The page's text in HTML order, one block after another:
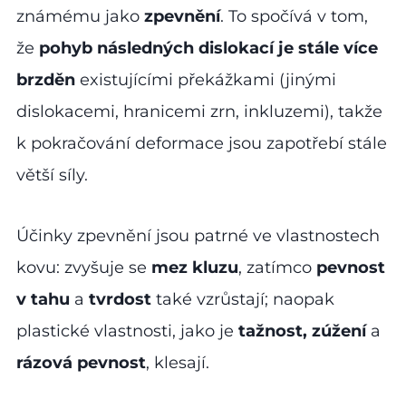
známému jako zpevnění. To spočívá v tom,
že pohyb následných dislokací je stále více
brzděn existujícími překážkami (jinými
dislokacemi, hranicemi zrn, inkluzemi), takže
k pokračování deformace jsou zapotřebí stále
větší síly.
Účinky zpevnění jsou patrné ve vlastnostech
kovu: zvyšuje se mez kluzu, zatímco pevnost
v tahu a tvrdost také vzrůstají; naopak
plastické vlastnosti, jako je tažnost, zúženía
rázová pevnost, klesají.